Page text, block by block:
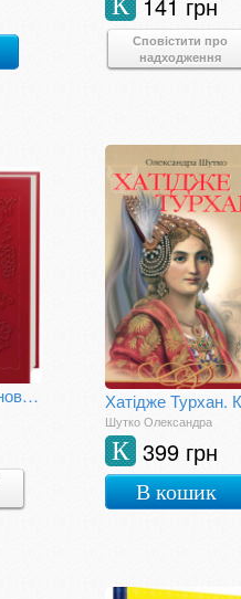
Сповістити про
надходження
Маруся Чурай (нове видання)
Шутко Олександра
399 грн
К
В кошик